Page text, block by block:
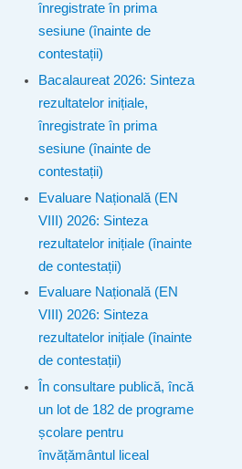
înregistrate în prima
sesiune (înainte de
contestații)
Bacalaureat 2026: Sinteza
rezultatelor inițiale,
înregistrate în prima
sesiune (înainte de
contestații)
Evaluare Națională (EN
VIII) 2026: Sinteza
rezultatelor inițiale (înainte
de contestații)
Evaluare Națională (EN
VIII) 2026: Sinteza
rezultatelor inițiale (înainte
de contestații)
În consultare publică, încă
un lot de 182 de programe
școlare pentru
învățământul liceal